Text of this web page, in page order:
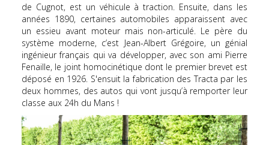
de Cugnot, est un véhicule à traction. Ensuite, dans les
années 1890, certaines automobiles apparaissent avec
un essieu avant moteur mais non-articulé. Le père du
système moderne, c’est Jean-Albert Grégoire, un génial
ingénieur français qui va développer, avec son ami Pierre
Fenaille, le joint homocinétique dont le premier brevet est
déposé en 1926. S'ensuit la fabrication des Tracta par les
deux hommes, des autos qui vont jusqu’à remporter leur
classe aux 24h du Mans !